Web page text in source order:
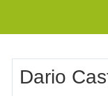
Dario